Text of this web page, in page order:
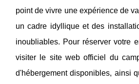
point de vivre une expérience de
un cadre idyllique et des
inoubliables. Pour réserver votre
visiter le site web officiel du
d'hébergement disponibles, ainsi